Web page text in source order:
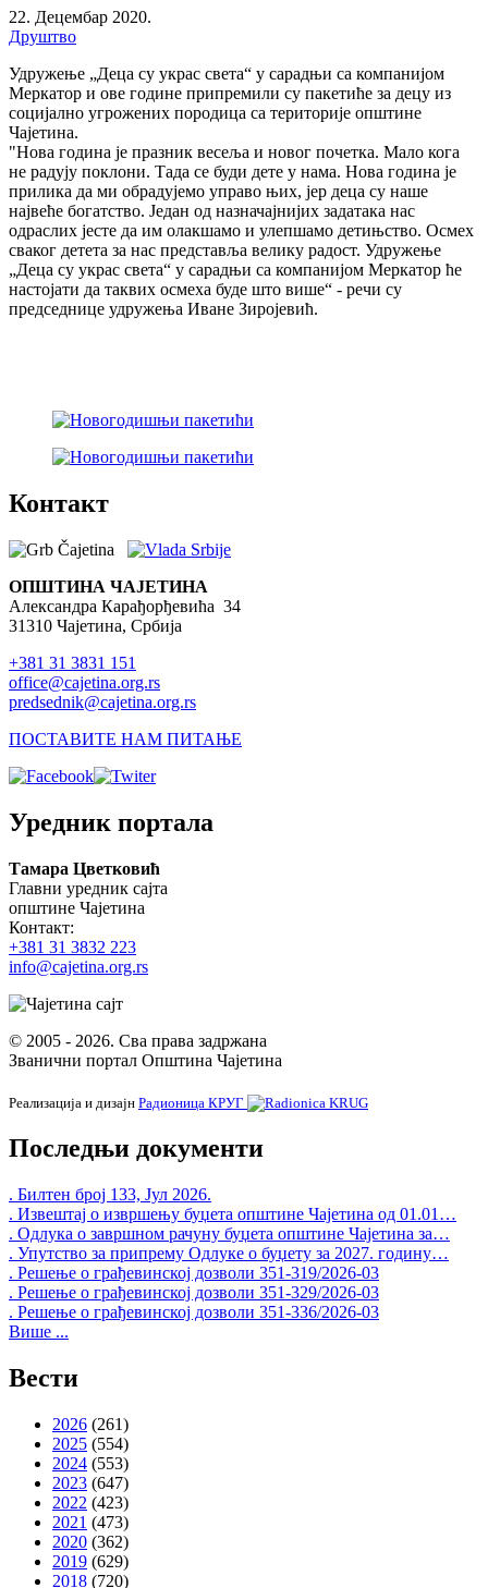
22. Децембар 2020.
Друштво
Удружење „Деца су украс света“ у сарадњи са компанијом
Меркатор и ове године припремили су пакетиће за децу из
социјално угрожених породица са територије општине
Чајетина.
"Нова година је празник весеља и новог почетка. Мало кога
не радују поклони. Тада се буди дете у нама. Нова година је
прилика да ми обрадујемо управо њих, јер деца су наше
највеће богатство. Један од назначајнијих задатака нас
одраслих јесте да им олакшамо и улепшамо детињство. Осмех
сваког детета за нас представља велику радост. Удружење
„Деца су украс света“ у сарадњи са компанијом Меркатор ће
настојати да таквих осмеха буде што више“ - речи су
председнице удружења Иване Зиројевић.
Контакт
ОПШТИНА ЧАЈЕТИНА
Александра Карађорђевића 34
31310 Чајетина, Србија
+381 31 3831 151
office@cajetina.org.rs
predsednik@cajetina.org.rs
ПОСТАВИТЕ НАМ ПИТАЊЕ
Уредник портала
Тамара Цветковић
Главни уредник сајта
општине Чајетина
Контакт:
+381 31 3832 223
info@cajetina.org.rs
© 2005 - 2026. Сва права задржана
Званични портал Општина Чајетина
Реализација и дизајн Радионица КРУГ
Последњи документи
. Билтен број 133, Јул 2026.
. Извештај о извршењу буџета општине Чајетина од 01.01…
. Одлука о завршном рачуну буџета општине Чајетина за…
. Упутство за припрему Одлуке о буџету за 2027. годину…
. Решење о грађевинској дозволи 351-319/2026-03
. Решење о грађевинској дозволи 351-329/2026-03
. Решење о грађевинској дозволи 351-336/2026-03
Више ...
Вести
2026 (261)
2025 (554)
2024 (553)
2023 (647)
2022 (423)
2021 (473)
2020 (362)
2019 (629)
2018 (720)